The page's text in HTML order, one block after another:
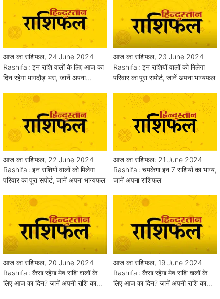
आज का राशिफल, 24 June 2024
Rashifal: इन राशि वालों के लिए आज का
दिन रहेगा भागदौड़ भरा, जानें अपना
आज का राशिफल, 23 June 2024
Rashifal: इन राशियों वालों को मिलेगा
परिवार का पूरा सपोर्ट, जानें अपना भाग्यफल
आज का राशिफल, 22 June 2024
Rashifal: इन राशियों वालों को मिलेगा
परिवार का पूरा सपोर्ट, जानें अपना भाग्यफल
आज का राशिफल: 21 June 2024
Rashifal: चमकेगा इन 7 राशियों का भाग्य,
जानें अपना राशिफल
आज का राशिफल, 20 June 2024
Rashifal: कैसा रहेगा मेष राशि वालों के
लिए आज का दिन? जानें अपनी राशि का
आज का राशिफल, 19 June 2024
Rashifal: कैसा रहेगा मेष राशि वालों के
लिए आज का दिन? जानें अपनी राशि का